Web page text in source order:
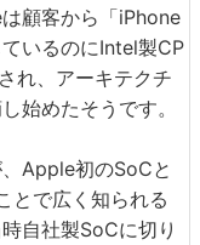
顧客から「iPhone
いるのにIntel製CP
れ、アーキテクチ
始めたそうです。
Apple初のSoCと
とで広く知られる
自社製SoCに切り